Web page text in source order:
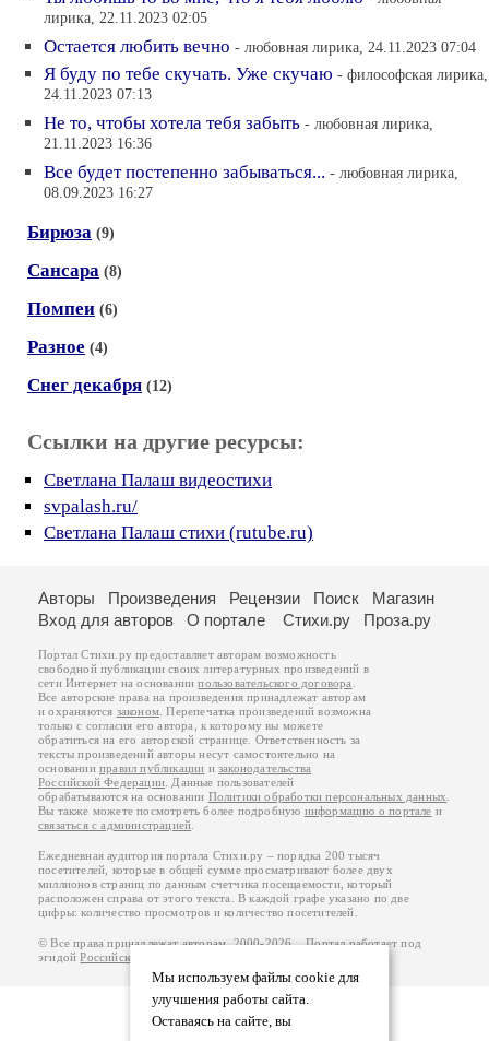
лирика, 22.11.2023 02:05
Остается любить вечно - любовная лирика, 24.11.2023 07:04
Я буду по тебе скучать. Уже скучаю - философская лирика,
24.11.2023 07:13
Не то, чтобы хотела тебя забыть - любовная лирика,
21.11.2023 16:36
Все будет постепенно забываться... - любовная лирика,
08.09.2023 16:27
Бирюза (9)
Сансара (8)
Помпеи (6)
Разное (4)
Снег декабря (12)
Ссылки на другие ресурсы:
Светлана Палаш видеостихи
svpalash.ru/
Светлана Палаш стихи (rutube.ru)
Мы используем файлы cookie для
улучшения работы сайта.
Оставаясь на сайте, вы
Авторы Произведения Рецензии Поиск
Магазин
Вход для авторов
О портале Стихи.ру Проза.ру
Портал Стихи.ру предоставляет авторам возможность
свободной публикации своих литературных произведений в
сети Интернет на основаниипользовательского договора
Все авторские права на произведения принадлежат авторам
и охраняются законом . Перепечатка произведений возможна
только с согласия его автора, к которому вы можете
обратиться на его авторской странице. Ответственность за
тексты произведений авторы несут самостоятельно на
основанииправил публикации изаконодательства
Российской Федерации . Данные пользователей
обрабатываются на основании Политики обработки персональных данных
Вы также можете посмотреть более подробную информацию о портале и
связаться с администрацией
Ежедневная аудитория портала Стихи.ру – порядка 200 тысяч
посетителей, которые в общей сумме просматривают более двух
миллионов страниц по данным счетчика посещаемости, который
расположен справа от этого текста. В каждой графе указано по две
цифры: количество просмотров и количество посетителей.
© Все права принадлежат авторам, 2000-2026. Портал работает под
эгидойРоссийского союза писателей